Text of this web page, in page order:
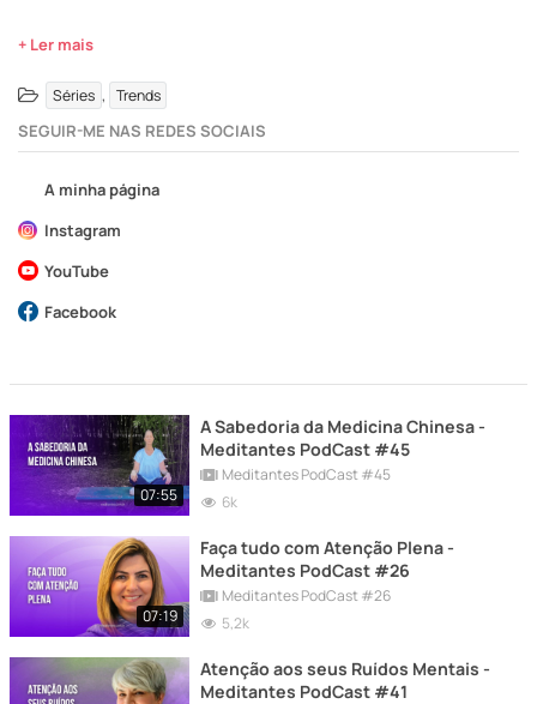
+ Ler mais
Séries , Trends
SEGUIR-ME NAS REDES SOCIAIS
A minha página
Instagram
YouTube
Facebook
07:55
A Sabedoria da Medicina Chinesa -
Meditantes PodCast #45
Meditantes PodCast #45
6k
07:19
Faça tudo com Atenção Plena -
Meditantes PodCast #26
Meditantes PodCast #26
5,2k
Atenção aos seus Ruídos Mentais -
Meditantes PodCast #41